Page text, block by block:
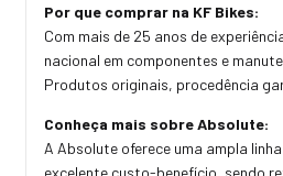
Por que comprar na KF Bikes:
Com mais de 25 anos de
nacional em componentes e
Produtos originais, procedência
Conheça mais sobre Absolute:
A Absolute oferece uma ampla
excelente custo-benefício, sendo